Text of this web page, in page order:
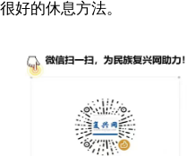
好的休息方法。